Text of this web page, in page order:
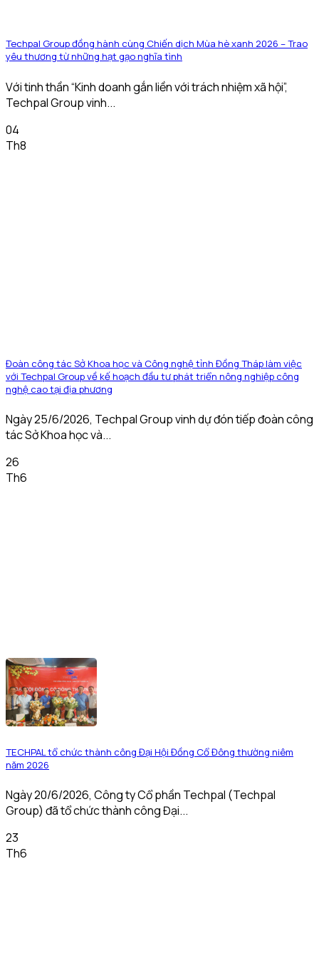
Techpal Group đồng hành cùng Chiến dịch Mùa hè xanh 2026 – Trao
yêu thương từ những hạt gạo nghĩa tình
Với tinh thần “Kinh doanh gắn liền với trách nhiệm xã hội”,
Techpal Group vinh...
04
Th8
Đoàn công tác Sở Khoa học và Công nghệ tỉnh Đồng Tháp làm việc
với Techpal Group về kế hoạch đầu tư phát triển nông nghiệp công
nghệ cao tại địa phương
Ngày 25/6/2026, Techpal Group vinh dự đón tiếp đoàn công
tác Sở Khoa học và...
26
Th6
TECHPAL tổ chức thành công Đại Hội Đồng Cổ Đông thường niêm
năm 2026
Ngày 20/6/2026, Công ty Cổ phần Techpal (Techpal
Group) đã tổ chức thành công Đại...
23
Th6